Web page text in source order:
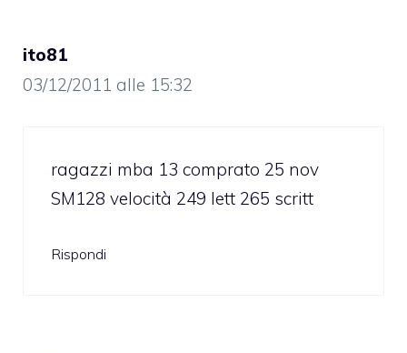
ito81
03/12/2011 alle 15:32
ragazzi mba 13 comprato 25 nov
SM128 velocità 249 lett 265 scritt
Rispondi